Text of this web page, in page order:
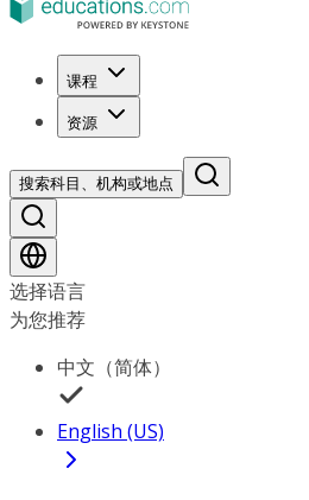
课程
资源
搜索科目、机构或地点
选择语言
为您推荐
中文（简体）
English (US)